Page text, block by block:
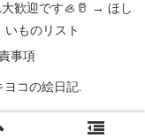
大歓迎です🦪🥛 → ほし
いものリスト
事項
コの絵日記.